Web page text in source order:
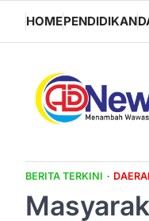
content
HOMEPENDIDIKAN
BERITA TERKINI